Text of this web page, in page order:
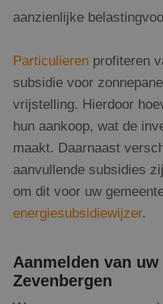
aanzienlijke
Particulieren profiteren
subsidie voor
vrijstelling. Hierdoor
hun aankoop, wat de
maakt. Daarnaast
aanvullende subsidies
om dit voor uw
energiesubsidiewijzer.
Aanmelden van
Zevenbergen